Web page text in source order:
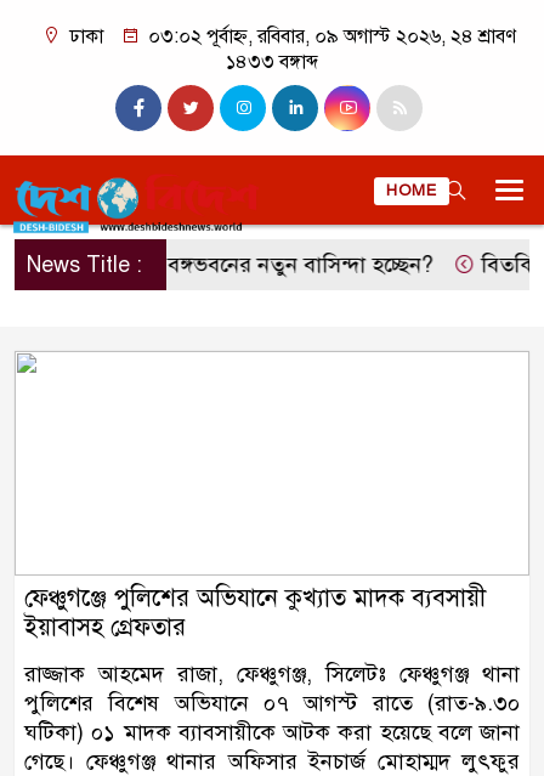
ঢাকা
০৩:০২ পূর্বাহ্ন, রবিবার, ০৯ অগাস্ট ২০২৬, ২৪ শ্রাবণ
১৪৩৩ বঙ্গাব্দ
HOME
News Title :
কি বঙ্গভবনের নতুন বাসিন্দা হচ্ছেন? বিতর্কিত
ফেঞ্চুগঞ্জে পুলিশের অভিযানে কুখ্যাত মাদক ব্যবসায়ী
ইয়াবাসহ গ্রেফতার
রাজ্জাক আহমেদ রাজা, ফেঞ্চুগঞ্জ, সিলেটঃ ফেঞ্চুগঞ্জ থানা
পুলিশের বিশেষ অভিযানে ০৭ আগস্ট রাতে (রাত-৯.৩০
ঘটিকা) ০১ মাদক ব্যাবসায়ীকে আটক করা হয়েছে বলে জানা
গেছে। ফেঞ্চুগঞ্জ থানার অফিসার ইনচার্জ মোহাম্মদ লুৎফুর